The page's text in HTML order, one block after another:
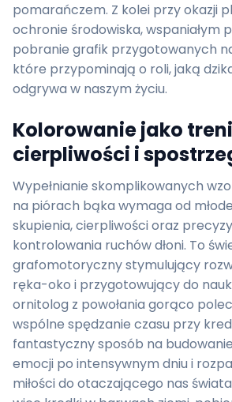
pomarańczem. Z kolei przy okazji
ochronie środowiska, wspaniałym
pobranie grafik przygotowanych
które przypominają o roli, jaką
odgrywa w naszym życiu.
Kolorowanie jako
cierpliwości i
Wypełnianie skomplikowanych
na piórach bąka wymaga od
skupienia, cierpliwości oraz
kontrolowania ruchów dłoni. To
grafomotoryczny stymulujący
ręka-oko i przygotowujący do
ornitolog z powołania gorąco
wspólne spędzanie czasu przy
fantastyczny sposób na
emocji po intensywnym dniu i
miłości do otaczającego nas